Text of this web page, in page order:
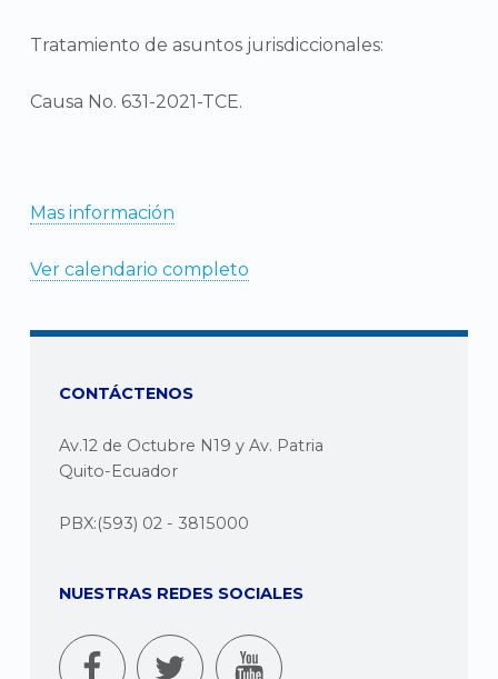
Tratamiento de asuntos jurisdiccionales:
Causa No. 631-2021-TCE.
Mas información
Ver calendario completo
CONTÁCTENOS
Av.12 de Octubre N19 y Av. Patria
Quito-Ecuador
PBX:(593) 02 - 3815000
NUESTRAS REDES SOCIALES